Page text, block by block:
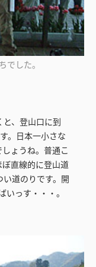
でした。
、登山口に到
。日本一小さな
ょうね。普通こ
直線的に登山道
道のりです。開
っす・・・。